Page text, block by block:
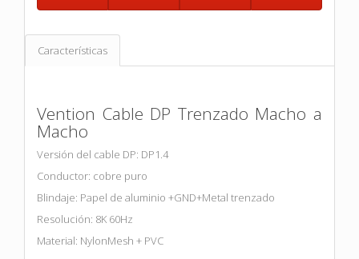
Características
Vention Cable DP Trenzado Macho a
Macho
Versión del cable DP: DP1.4
Conductor: cobre puro
Blindaje: Papel de aluminio +GND+Metal trenzado
Resolución: 8K 60Hz
Material: NylonMesh + PVC